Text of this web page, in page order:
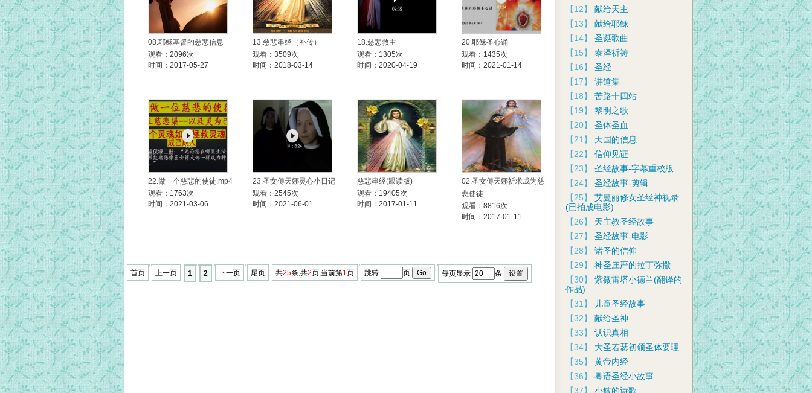
08.耶稣基督的慈悲信息
观看：2096次
时间：2017-05-27
13.慈悲串经（补传）
观看：3509次
时间：2018-03-14
18.慈悲救主
观看：1305次
时间：2020-04-19
20.耶稣圣心诵
观看：1435次
时间：2021-01-14
22.做一个慈悲的使徒.mp4
观看：1763次
时间：2021-03-06
23.圣女傅天娜灵心小日记
观看：2545次
时间：2021-06-01
慈悲串经(跟读版)
观看：19405次
时间：2017-01-11
02.圣女傅天娜祈求成为慈
悲使徒
观看：8816次
时间：2017-01-11
首页 上一页 1 2 下一页 尾页 共25条,共2页,当前第1页 跳转 页 每页显示 条
【12】 献给天主
【13】 献给耶稣
【14】 圣诞歌曲
【15】 泰泽祈祷
【16】 圣经
【17】 讲道集
【18】 苦路十四站
【19】 黎明之歌
【20】 圣体圣血
【21】 天国的信息
【22】 信仰见证
【23】 圣经故事-字幕重校版
【24】 圣经故事-剪辑
【25】 艾曼丽修女圣经神视录
(已拍成电影)
【26】 天主教圣经故事
【27】 圣经故事-电影
【28】 诸圣的信仰
【29】 神圣庄严的拉丁弥撒
【30】 紫微雷塔小德兰(翻译的
作品)
【31】
儿童圣经故事
【32】 献给圣神
【33】 认识真相
【34】 大圣若瑟初领圣体要理
【35】 黄帝内经
【36】 粤语圣经小故事
【37】 小敏的诗歌